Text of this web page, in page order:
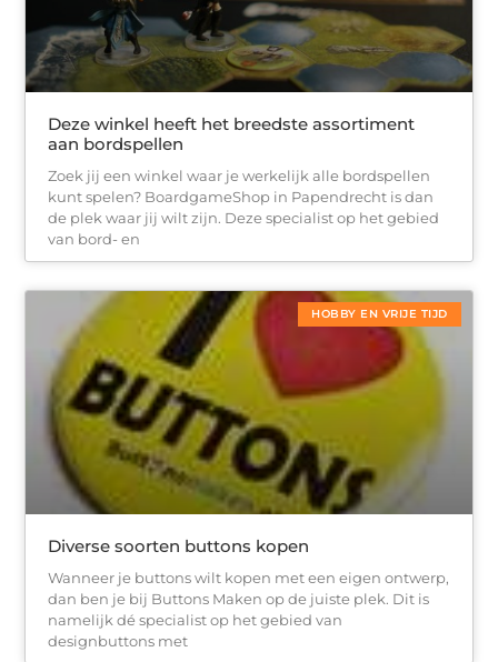
Deze winkel heeft het breedste assortiment
aan bordspellen
Zoek jij een winkel waar je werkelijk alle bordspellen
kunt spelen? BoardgameShop in Papendrecht is dan
de plek waar jij wilt zijn. Deze specialist op het gebied
van bord- en
HOBBY EN VRIJE TIJD
Diverse soorten buttons kopen
Wanneer je buttons wilt kopen met een eigen ontwerp,
dan ben je bij Buttons Maken op de juiste plek. Dit is
namelijk dé specialist op het gebied van
designbuttons met